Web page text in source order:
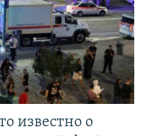
известно о